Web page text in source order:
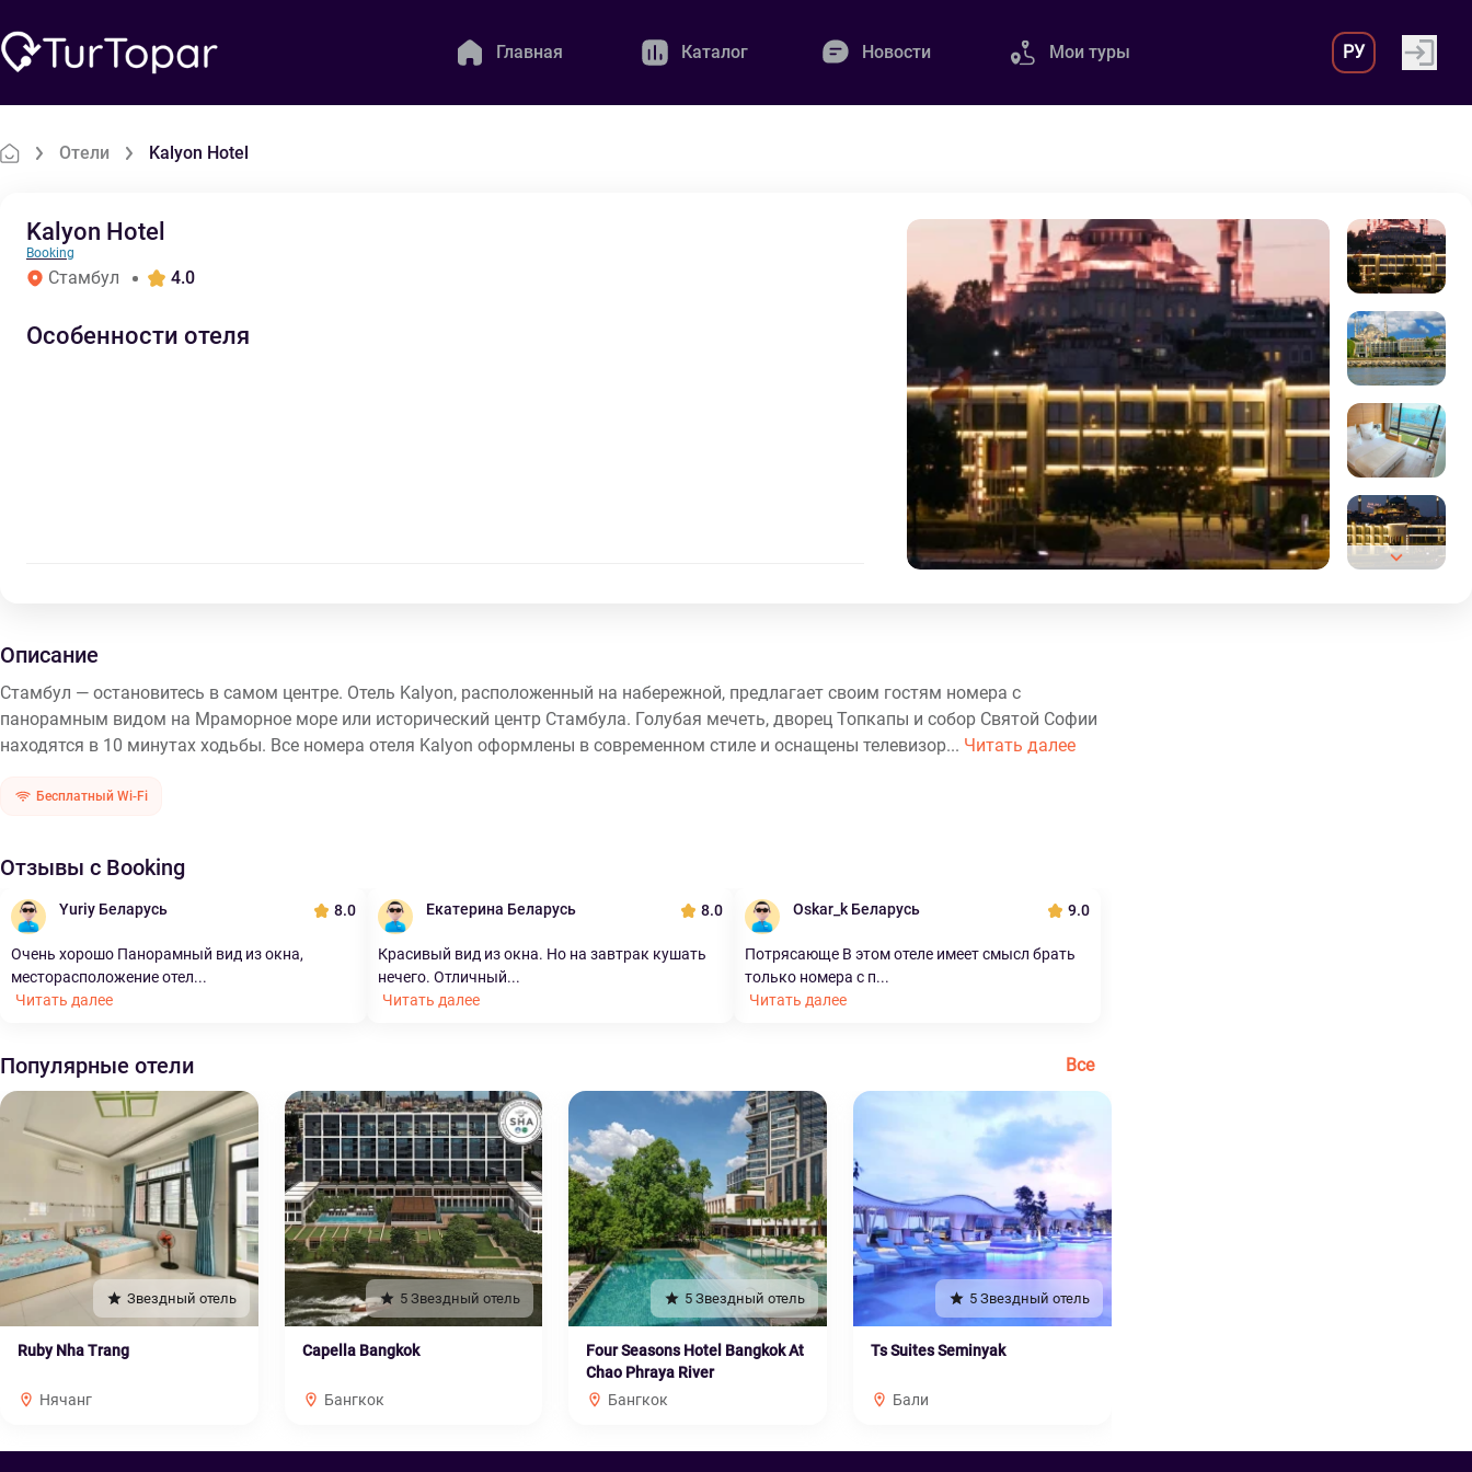
Главная Каталог Новости Мои туры РУ
Отели Kalyon Hotel
Kalyon Hotel
Booking
Стамбул 4.0
Особенности отеля
Описание
Стамбул — остановитесь в самом центре. Отель Kalyon, расположенный на набережной, предлагает своим гостям номера с
панорамным видом на Мраморное море или исторический центр Стамбула. Голубая мечеть, дворец Топкапы и собор Святой Софии
находятся в 10 минутах ходьбы. Все номера отеля Kalyon оформлены в современном стиле и оснащены телевизор... Читать далее
Бесплатный Wi-Fi
Отзывы с Booking
Yuriy Беларусь 8.0
Очень хорошо Панорамный вид из окна,
месторасположение отел...
Читать далее
Екатерина Беларусь 8.0
Красивый вид из окна. Но на завтрак кушать
нечего. Отличный...
Читать далее
Oskar_k Беларусь 9.0
Потрясающе В этом отеле имеет смысл брать
только номера с п...
Читать далее
Популярные отели Все
Звездный отель
Ruby Nha Trang
Нячанг
5 Звездный отель
Capella Bangkok
Бангкок
5 Звездный отель
Four Seasons Hotel Bangkok At
Chao Phraya River
Бангкок
5 Звездный отель
Ts Suites Seminyak
Бали